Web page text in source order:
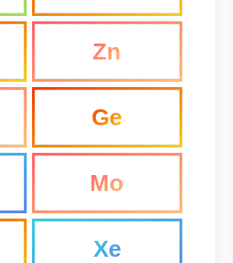
Zn
Ge
Mo
Xe